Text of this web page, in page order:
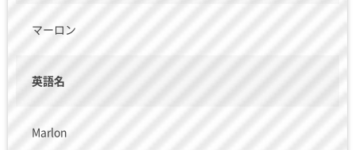
マーロン
英語名
Marlon